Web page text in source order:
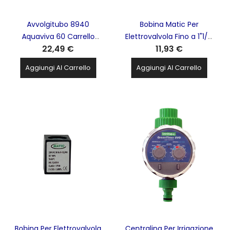
Avvolgitubo 8940
Aquaviva 60 Carrello
Portatubo MT.60/Ø tubo
1/2'' MT. 50/Ø tubo 5/8"
CLABER - FVI35304
22,49 €
Aggiungi Al Carrello
Bobina Matic Per
Elettrovalvola Fino a 1"1/4
24V AC 50HZ + Connettore
Valvole MATIC - GGBD
11,93 €
Aggiungi Al Carrello